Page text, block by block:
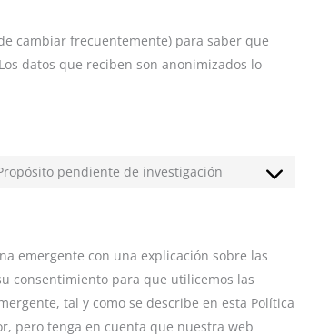
cambiar frecuentemente) para saber que
datos que reciben son anonimizados lo
pendiente de investigación
Consent
misceláneas
emergente con una explicación sobre las
consentimiento para que utilicemos las
tal y como se describe en esta Política
pero tenga en cuenta que nuestra web